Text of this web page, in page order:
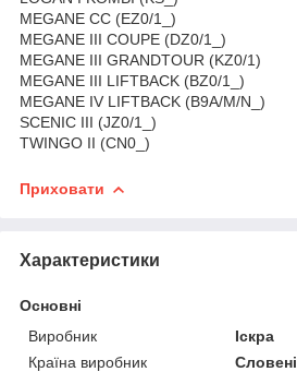
MEGANE CC (EZ0/1_)
MEGANE III COUPE (DZ0/1_)
MEGANE III GRANDTOUR (KZ0/1)
MEGANE III LIFTBACK (BZ0/1_)
MEGANE IV LIFTBACK (B9A/M/N_)
SCENIC III (JZ0/1_)
TWINGO II (CN0_)
Приховати
Характеристики
Основні
Виробник
Іскра
Країна виробник